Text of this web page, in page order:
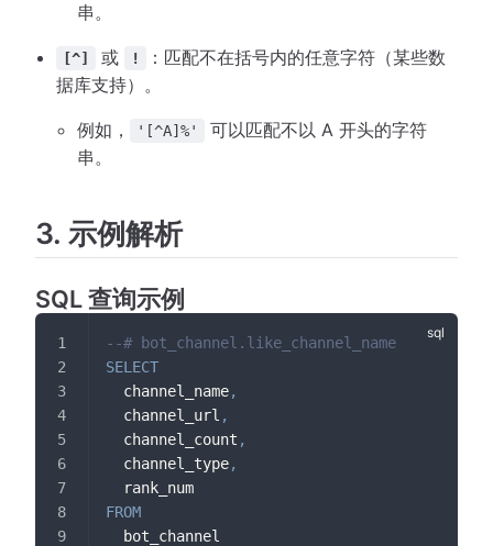
串。
[^] 或 !
：匹配不在括号内的任意字符（某些数
据库支持）。
例如， '[^A]%'
可以匹配不以 A 开头的字符
串。
3. 示例解析
SQL 查询示例
--# bot_channel.like_channel_name
SELECT
  channel_name
,
  channel_url
,
  channel_count
,
  channel_type
,
  rank_num
FROM
  bot_channel